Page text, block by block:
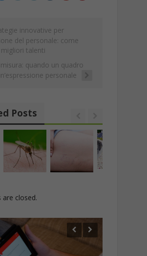
innovative per
del personale: come
talenti
misura: quando un quadro
personale
Posts
are closed.